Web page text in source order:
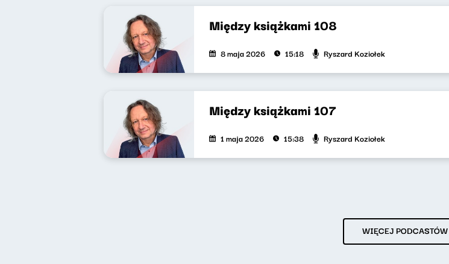
Między książkami 108
8 maja 2026 15:18 Ryszard Koziołek
Między książkami 107
1 maja 2026 15:38 Ryszard Koziołek
WIĘCEJ PODCASTÓW